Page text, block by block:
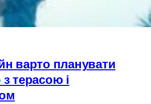
варто планувати
терасою і